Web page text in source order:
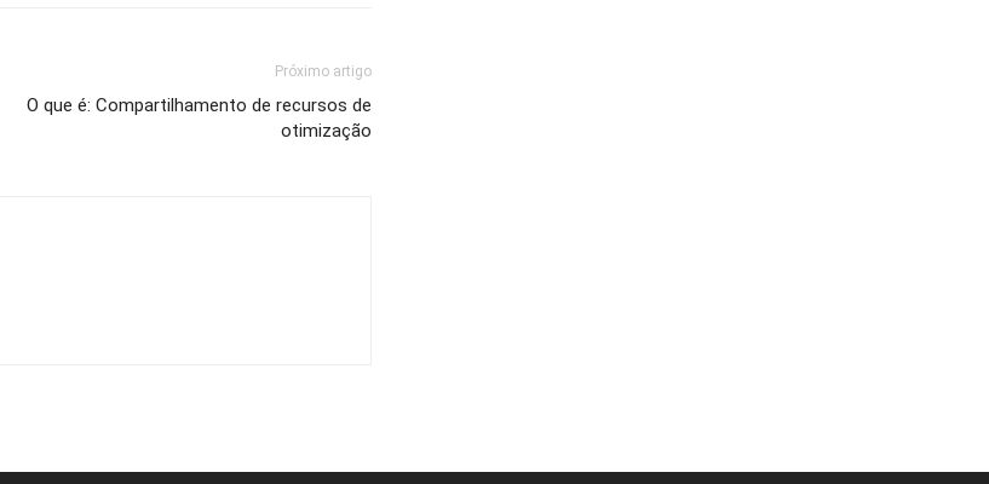
Próximo artigo
O que é: Compartilhamento de recursos de
otimização